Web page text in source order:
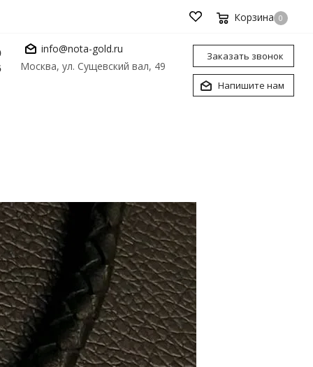
Корзина 0
info@nota-gold.ru
Москва, ул. Сущевский вал, 49
Заказать звонок
Напишите нам